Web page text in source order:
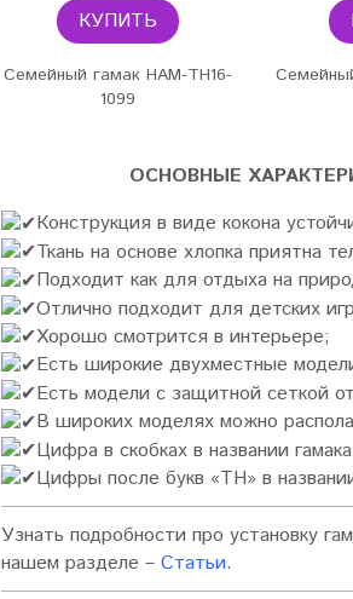
КУПИТЬ
Семейный гамак HAM-TH16-
1099
ОСНОВНЫЕ
Конструкция в виде кокона
Ткань на основе хлопка приятна
Подходит как для отдыха на
Отлично подходит для детских
Хорошо смотрится в интерьере;
Есть широкие двухместные
Есть модели с защитной сеткой
В широких моделях можно
Цифра в скобках в названии
Цифры после букв «TH» в
Узнать подробности про установку
нашем разделе – Статьи.